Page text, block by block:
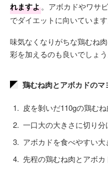
れますよ。アボカドやワサ
でダイエットに向いています
味気なくなりがちな鶏むね
彩を加えるのも良いでしょう
鶏むね肉とアボカドの
皮を剝いだ110gの鶏む
一口大の大きさに切り分
アボカドを食べやすい大
先程の鶏むね肉とアボ